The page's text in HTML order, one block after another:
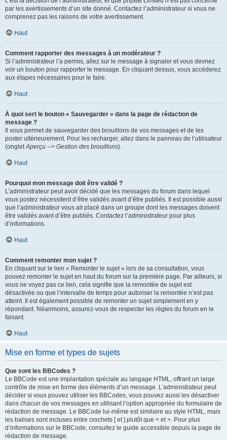
par les avertissements d’un site donné. Contactez l’administrateur si vous ne
comprenez pas les raisons de votre avertissement.
Haut
Comment rapporter des messages à un modérateur ?
Si l’administrateur l’a permis, allez sur le message à signaler et vous devriez
voir un bouton pour rapporter le message. En cliquant dessus, vous accéderez
aux étapes nécessaires pour le faire.
Haut
À quoi sert le bouton « Sauvegarder » dans la page de rédaction de
message ?
Il vous permet de sauvegarder des brouillons de vos messages et de les
poster ultérieurement. Pour les recharger, allez dans le panneau de l’utilisateur
(ongletAperçu --> Gestion des brouillons).
Haut
Pourquoi mon message doit être validé ?
L’administrateur peut avoir décidé que les messages du forum dans lequel
vous postez nécessitent d’être validés avant d’être publiés. Il est possible aussi
que l’administrateur vous ait placé dans un groupe dont les messages doivent
être validés avant d’être publiés. Contactez l’administrateur pour plus
d’informations.
Haut
Comment remonter mon sujet ?
En cliquant sur le lien « Remonter le sujet » lors de sa consultation, vous
pouvez remonterle sujet en haut du forum sur la première page. Par ailleurs, si
vous ne voyez pas ce lien, cela signifie que la remontée de sujet est
désactivée ou que l’intervalle de temps pour autoriser la remontée n’est pas
atteint. Il est également possible de remonter un sujet simplement en y
répondant. Néanmoins, assurez-vous de respecter les règles du forum en le
faisant.
Haut
Mise en forme et types de sujets
Que sont les BBCodes ?
Le BBCode est une implantation spéciale au langage HTML, offrant un large
contrôle de mise en forme des éléments d’un message. L’administrateur peut
décider si vous pouvez utiliser les BBCodes, vous pouvez aussi les désactiver
dans chacun de vos messages en utilisant l’option appropriée du formulaire de
rédaction de message. Le BBCode lui-même est similaire au style HTML, mais
les balises sont incluses entre crochets [ et ] plutôt que < et >. Pour plus
d’informations sur le BBCode, consultez le guide accessible depuis la page de
rédaction de message.